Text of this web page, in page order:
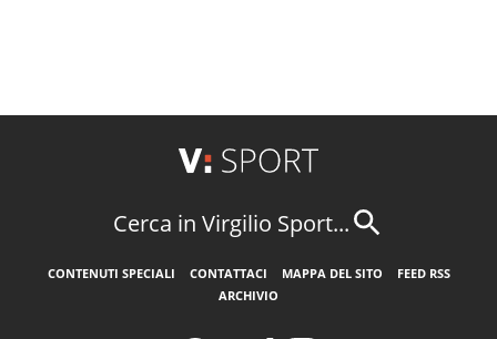
Cerca in Virgilio Sport...
CONTENUTI SPECIALI CONTATTACI MAPPA DEL SITO
FEED RSS
ARCHIVIO